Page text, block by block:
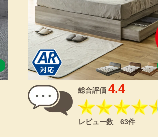
総合評価 4.4
レビュー数 63件